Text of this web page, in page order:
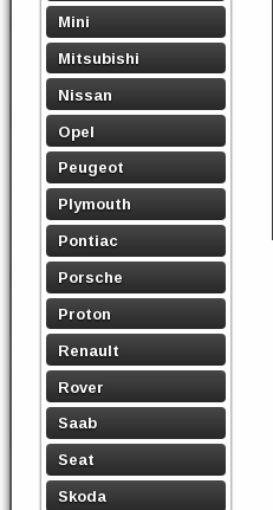
Mini
Mitsubishi
Nissan
Opel
Peugeot
Plymouth
Pontiac
Porsche
Proton
Renault
Rover
Saab
Seat
Skoda